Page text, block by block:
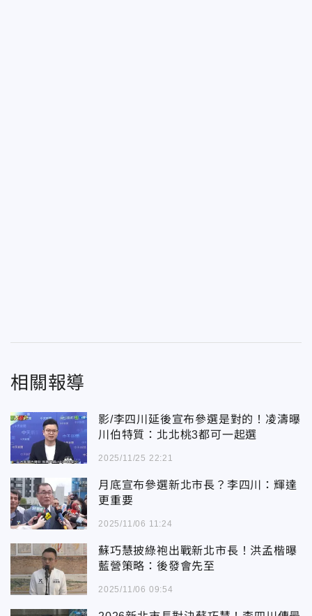
相關報導
影/李四川延後宣布參選是對的！凌濤曝
川伯特質：北北桃3都可一起選
2025/11/25 22:21
月底宣布參選新北市長？李四川：輝達
更重要
2025/11/06 11:24
蘇巧慧披綠袍出戰新北市長！洪孟楷曝
藍營策略：後發會先至
2025/11/06 09:54